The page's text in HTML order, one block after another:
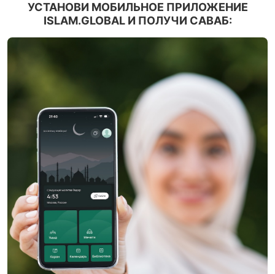
УСТАНОВИ МОБИЛЬНОЕ ПРИЛОЖЕНИЕ
ISLAM.GLOBAL И ПОЛУЧИ САВАБ: